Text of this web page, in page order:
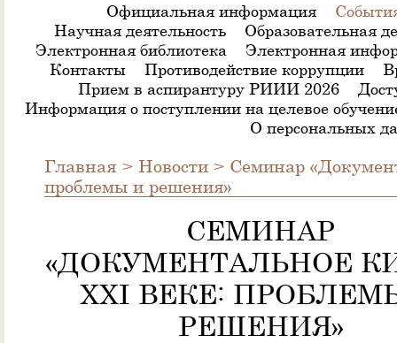
Официальная информация
Научная деятельность
Образовательная
Электронная библиотека
Электронная
Контакты
Противодействие коррупции
Прием в аспирантуру РИИИ 2026
Информация о поступлении на целевое
О персональных
Главная > Новости > Семинар
проблемы и решения»
СЕМИНАР
«ДОКУМЕНТАЛЬНОЕ
XXI ВЕКЕ:
РЕШЕНИЯ»